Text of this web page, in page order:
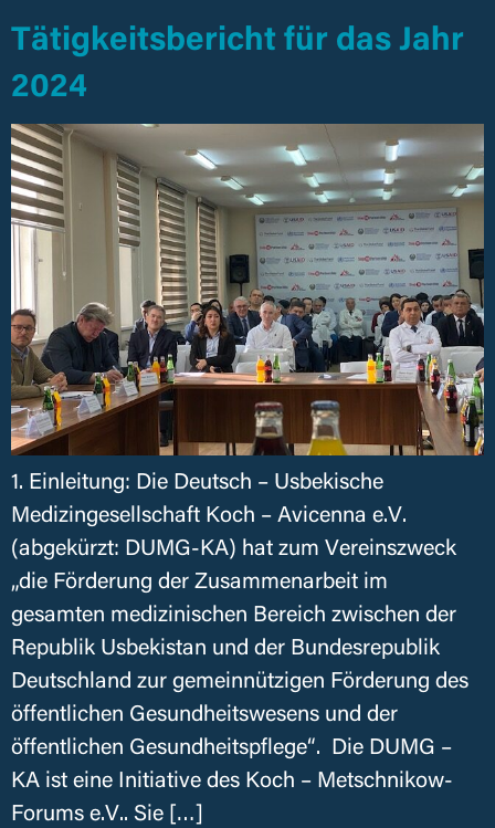
Tätigkeitsbericht für das Jahr
2024
1. Einleitung: Die Deutsch – Usbekische
Medizingesellschaft Koch – Avicenna e.V.
(abgekürzt: DUMG-KA) hat zum Vereinszweck
„die Förderung der Zusammenarbeit im
gesamten medizinischen Bereich zwischen der
Republik Usbekistan und der Bundesrepublik
Deutschland zur gemeinnützigen Förderung des
öffentlichen Gesundheitswesens und der
öffentlichen Gesundheitspflege“. Die DUMG –
KA ist eine Initiative des Koch – Metschnikow-
Forums e.V.. Sie […]